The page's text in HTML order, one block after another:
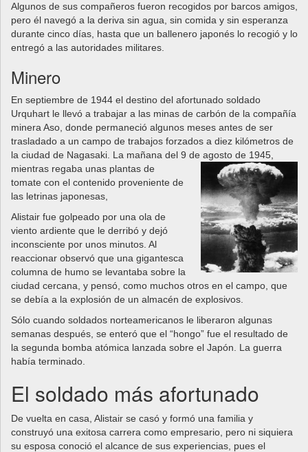
Algunos de sus compañeros fueron recogidos por barcos amigos,
pero él navegó a la deriva sin agua, sin comida y sin esperanza
durante cinco días, hasta que un ballenero japonés lo recogió y lo
entregó a las autoridades militares.
Minero
En septiembre de 1944 el destino del afortunado soldado
Urquhart le llevó a trabajar a las minas de carbón de la compañía
minera Aso, donde permaneció algunos meses antes de ser
trasladado a un campo de trabajos forzados a diez kilómetros de
la ciudad de Nagasaki. La mañana del 9 de agosto de 1945,
mientras regaba unas plantas de
tomate con el contenido proveniente de
las letrinas japonesas,
Alistair fue golpeado por una ola de
viento ardiente que le derribó y dejó
inconsciente por unos minutos. Al
reaccionar observó que una gigantesca
columna de humo se levantaba sobre la
ciudad cercana, y pensó, como muchos otros en el campo, que
se debía a la explosión de un almacén de explosivos.
Sólo cuando soldados norteamericanos le liberaron algunas
semanas después, se enteró que el “hongo” fue el resultado de
la segunda bomba atómica lanzada sobre el Japón. La guerra
había terminado.
El soldado más afortunado
De vuelta en casa, Alistair se casó y formó una familia y
construyó una exitosa carrera como empresario, pero ni siquiera
su esposa conoció el alcance de sus experiencias, pues el